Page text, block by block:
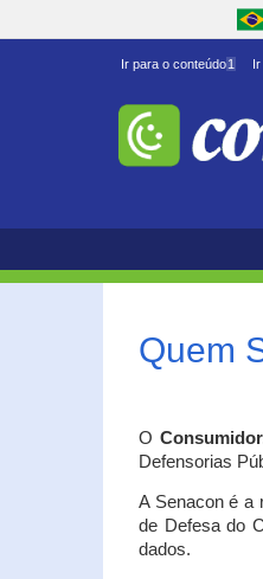
Ir para o conteúdo1
Quem
O
Defensorias
A Senacon é a
de Defesa do
dados.